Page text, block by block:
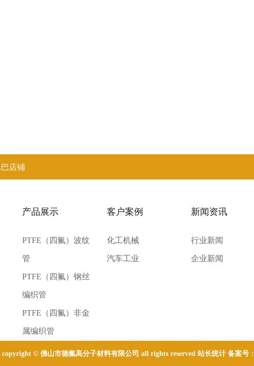
店铺
产品展示
PTFE（四氟）波纹
管
PTFE（四氟）钢丝
编织管
PTFE（四氟）非金
属编织管
客户案例
化工机械
汽车工业
新闻资讯
行业新闻
企业新闻
copyright © 佛山市德氟高分子材料有限公司 all rights reserved 站长统计 备案号：